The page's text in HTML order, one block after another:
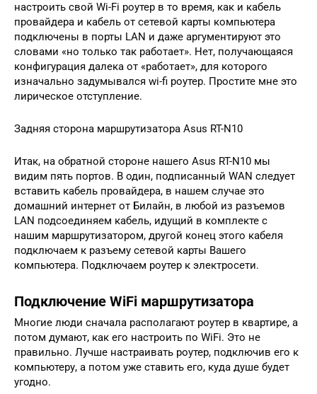
настроить свой Wi-Fi роутер в то время, как и кабель
провайдера и кабель от сетевой карты компьютера
подключены в порты LAN и даже аргументируют это
словами «но только так работает». Нет, получающаяся
конфигурация далека от «работает», для которого
изначально задумывался wi-fi роутер. Простите мне это
лирическое отступление.
Задняя сторона маршрутизатора Asus RT-N10
Итак, на обратной стороне нашего Asus RT-N10 мы
видим пять портов. В один, подписанный WAN следует
вставить кабель провайдера, в нашем случае это
домашний интернет от Билайн, в любой из разъемов
LAN подсоединяем кабель, идущий в комплекте с
нашим маршрутизатором, другой конец этого кабеля
подключаем к разъему сетевой карты Вашего
компьютера. Подключаем роутер к электросети.
Подключение WiFi маршрутизатора
Многие люди сначала располагают роутер в квартире, а
потом думают, как его настроить по WiFi. Это не
правильно. Лучше настраивать роутер, подключив его к
компьютеру, а потом уже ставить его, куда душе будет
угодно.